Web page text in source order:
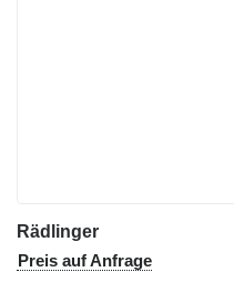
Rädlinger
Preis auf Anfrage